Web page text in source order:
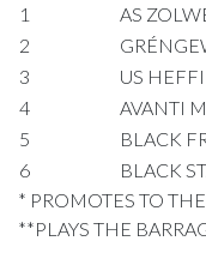
1
AS
2
3
US
4
AVANTI
5
BLACK
6
BLACK
* PROMOTES TO
**PLAYS THE